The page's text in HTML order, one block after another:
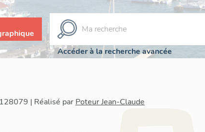
Accéder à la recherche avancée
| Réalisé par Poteur Jean-Claude